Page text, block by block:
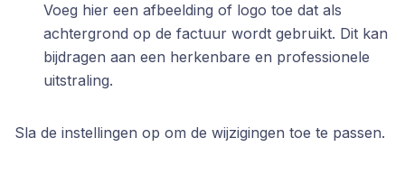
Voeg hier een afbeelding of logo toe dat als
achtergrond op de factuur wordt gebruikt. Dit kan
bijdragen aan een herkenbare en professionele
uitstraling.
Sla de instellingen op om de wijzigingen toe te passen.